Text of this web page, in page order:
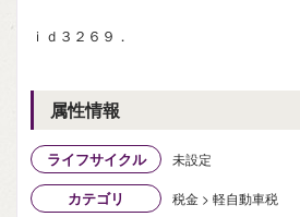
ｉｄ３２６９．
属性情報
ライフサイクル 未設定
カテゴリ 税金 > 軽自動車税